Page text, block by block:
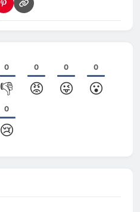
0
👎
0
😡
0
😜
0
😮
0
😢